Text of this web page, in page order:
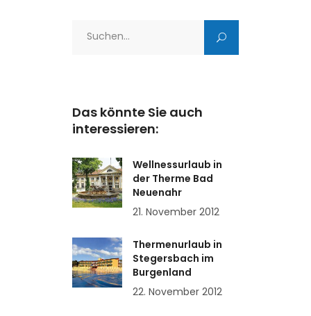
Das könnte Sie auch
interessieren:
Wellnessurlaub in
der Therme Bad
Neuenahr
21. November 2012
Thermenurlaub in
Stegersbach im
Burgenland
22. November 2012